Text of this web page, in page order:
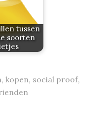
tussen
soorten
, kopen, social proof,